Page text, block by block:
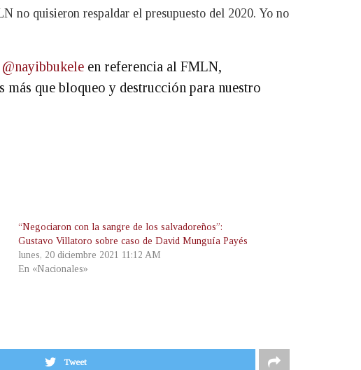
no quisieron respaldar el presupuesto del 2020. Yo no
@nayibbukele en referencia al FMLN,
más que bloqueo y destrucción para nuestro
“Negociaron con la sangre de los salvadoreños”:
Gustavo Villatoro sobre caso de David Munguía Payés
lunes, 20 diciembre 2021 11:12 AM
En «Nacionales»
Tweet